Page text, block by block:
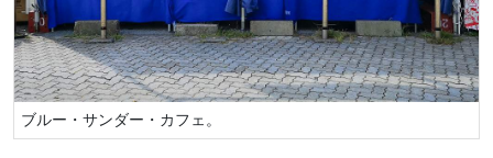
ブルー・サンダー・カフェ。